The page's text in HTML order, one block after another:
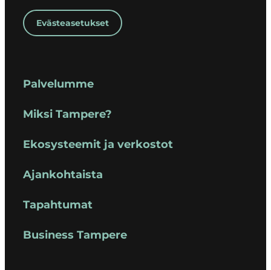
Evästeasetukset
Palvelumme
Miksi Tampere?
Ekosysteemit ja verkostot
Ajankohtaista
Tapahtumat
Business Tampere